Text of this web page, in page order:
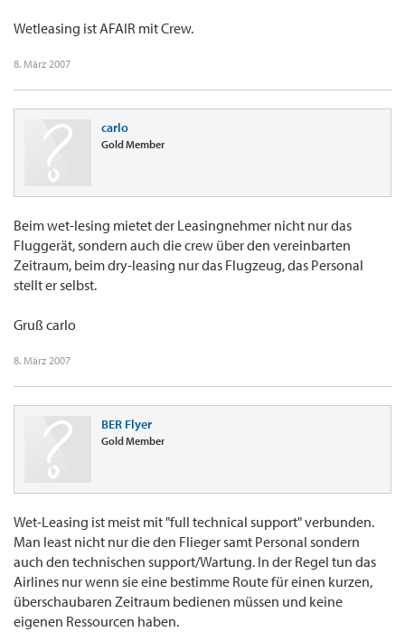
Wetleasing ist AFAIR mit Crew.
8. März 2007
carlo
Gold Member
Beim wet-lesing mietet der Leasingnehmer nicht nur das
Fluggerät, sondern auch die crew über den vereinbarten
Zeitraum, beim dry-leasing nur das Flugzeug, das Personal
stellt er selbst.
Gruß carlo
8. März 2007
BER Flyer
Gold Member
Wet-Leasing ist meist mit "full technical support" verbunden.
Man least nicht nur die den Flieger samt Personal sondern
auch den technischen support/Wartung. In der Regel tun das
Airlines nur wenn sie eine bestimme Route für einen kurzen,
überschaubaren Zeitraum bedienen müssen und keine
eigenen Ressourcen haben.